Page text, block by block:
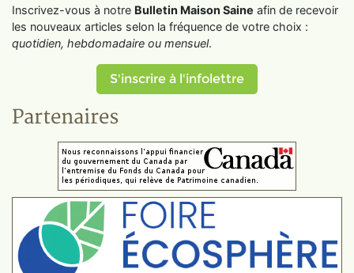
Inscrivez-vous à notre Bulletin Maison Saine afin de recevoir
les nouveaux articles selon la fréquence de votre choix :
quotidien, hebdomadaire ou mensuel.
S'inscrire à l'infolettre
Partenaires